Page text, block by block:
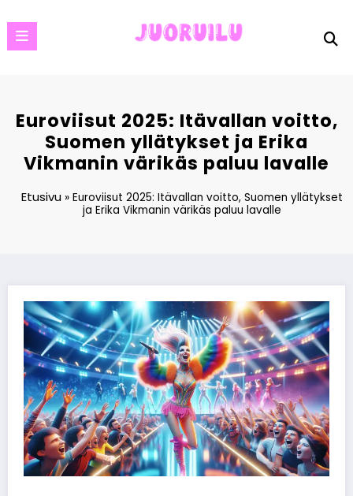
to
content
Euroviisut 2025: Itävallan voitto,
Suomen yllätykset ja Erika
Vikmanin värikäs paluu lavalle
Etusivu» Euroviisut 2025: Itävallan voitto, Suomen yllätykset
ja Erika Vikmanin värikäs paluu lavalle